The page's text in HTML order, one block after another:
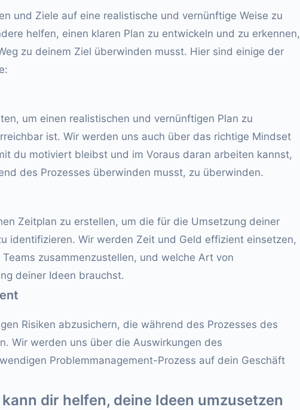
und Ziele auf eine realistische und vernünftige Weise zu
helfen, einen klaren Plan zu entwickeln und zu erkennen,
zu deinem Ziel überwinden musst. Hier sind einige der
um einen realistischen und vernünftigen Plan zu
ist. Wir werden uns auch über das richtige Mindset
du motiviert bleibst und im Voraus daran arbeiten kannst,
des Prozesses überwinden musst, zu überwinden.
Zeitplan zu erstellen, um die für die Umsetzung deiner
identifizieren. Wir werden Zeit und Geld effizient einsetzen,
zusammenzustellen, und welche Art von
deiner Ideen brauchst.
Risiken abzusichern, die während des Prozesses des
Wir werden uns über die Auswirkungen des
Problemmanagement-Prozess auf dein Geschäft
dir helfen, deine Ideen umzusetzen